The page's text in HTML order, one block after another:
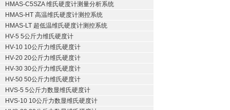
HMAS-C5SZA 维氏硬度计测量分析系统
HMAS-HT 高温维氏硬度计测控系统
HMAS-LT 超低温维氏硬度计测控系统
HV-5 5公斤力维氏硬度计
HV-10 10公斤力维氏硬度计
HV-20 20公斤力维氏硬度计
HV-30 30公斤力维氏硬度计
HV-50 50公斤力维氏硬度计
HVS-5 5公斤力数显维氏硬度计
HVS-10 10公斤力数显维氏硬度计